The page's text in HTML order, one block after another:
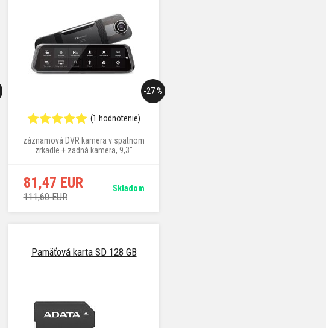
-27 %
(1 hodnotenie)
záznamová DVR kamera v spätnom
zrkadle + zadná kamera, 9,3"
81,47 EUR
111,60 EUR
Skladom
Pamäťová karta SD 128 GB